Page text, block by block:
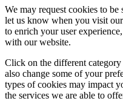
We may request cookies to
let us know when you visit
to enrich your user
with our website.
Click on the different
also change some of your
types of cookies may impact
the services we are able to